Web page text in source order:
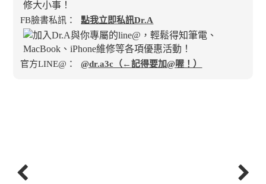
FB臉書私訊： 點我立即私訊Dr.A
官方LINE@： @dr.a3c（←記得要加@喔！）